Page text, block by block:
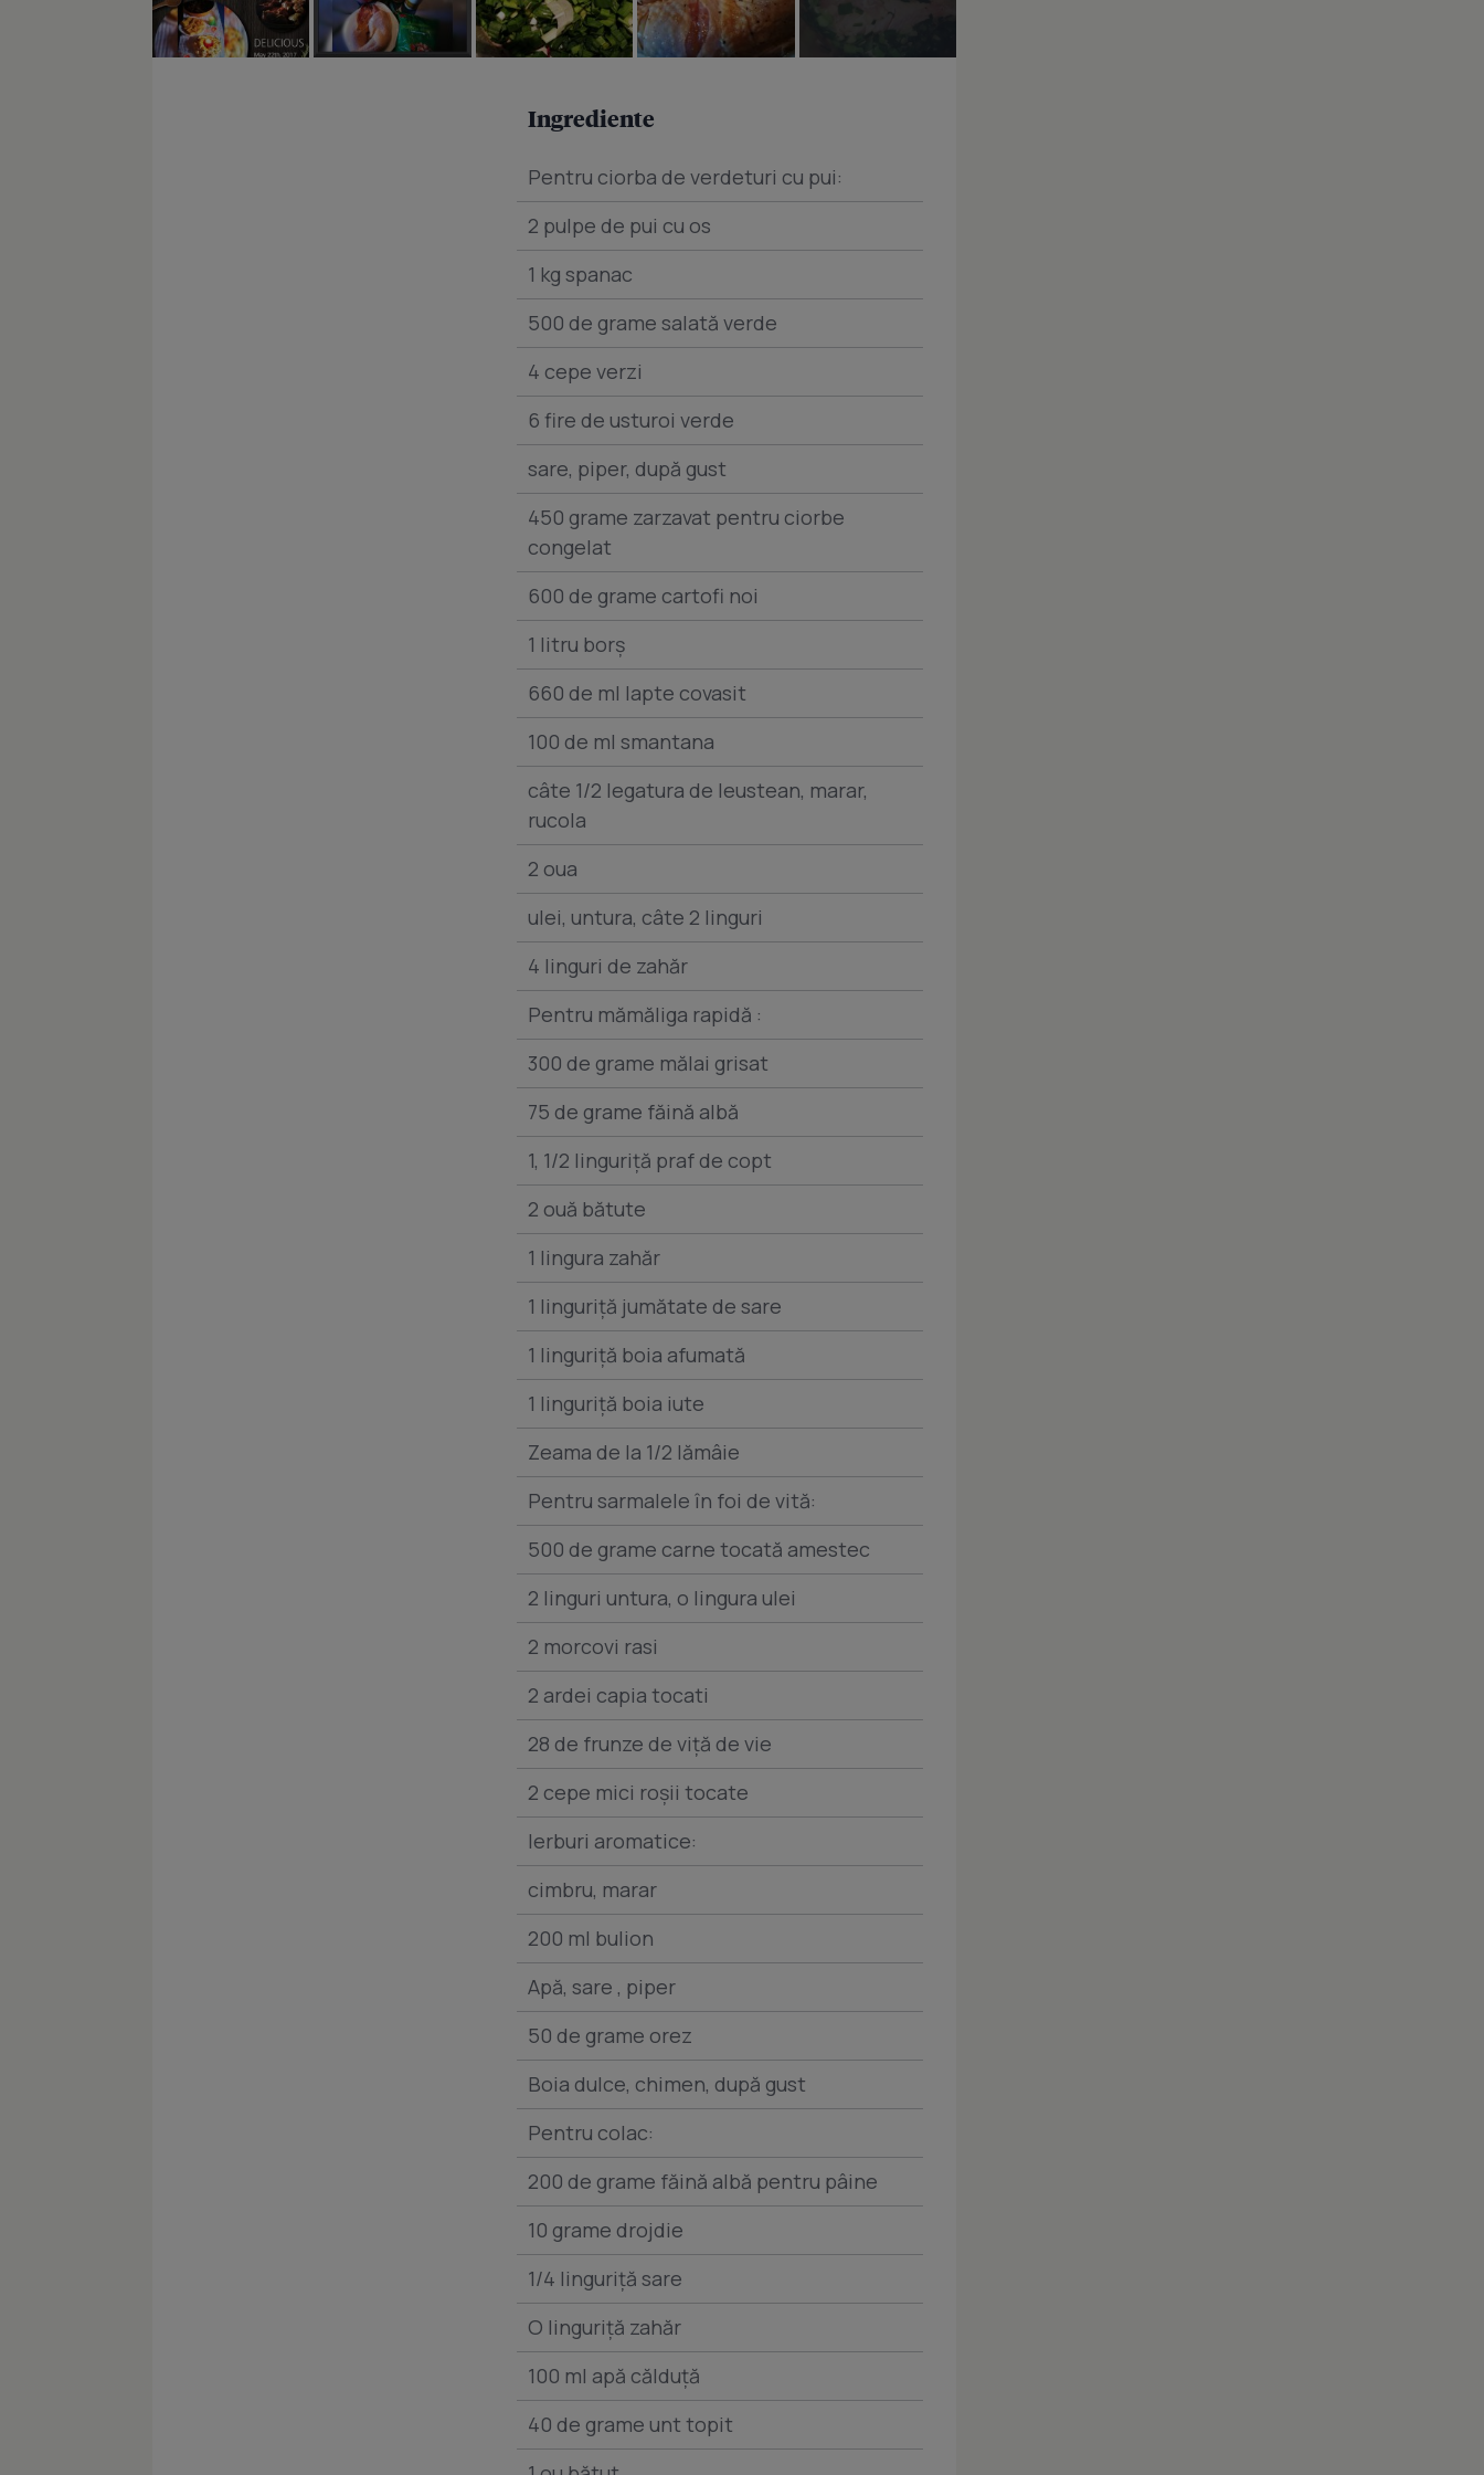
Ingrediente
Pentru ciorba de verdeturi cu pui:
2 pulpe de pui cu os
1 kg spanac
500 de grame salată verde
4 cepe verzi
6 fire de usturoi verde
sare, piper, după gust
450 grame zarzavat pentru ciorbe
congelat
600 de grame cartofi noi
1 litru borș
660 de ml lapte covasit
100 de ml smantana
câte 1/2 legatura de leustean, marar,
rucola
2 oua
ulei, untura, câte 2 linguri
4 linguri de zahăr
Pentru mămăliga rapidă :
300 de grame mălai grisat
75 de grame făină albă
1, 1/2 linguriță praf de copt
2 ouă bătute
1 lingura zahăr
1 linguriță jumătate de sare
1 linguriță boia afumată
1 linguriță boia iute
Zeama de la 1/2 lămâie
Pentru sarmalele în foi de vită:
500 de grame carne tocată amestec
2 linguri untura, o lingura ulei
2 morcovi rasi
2 ardei capia tocati
28 de frunze de viță de vie
2 cepe mici roșii tocate
Ierburi aromatice:
cimbru, marar
200 ml bulion
Apă, sare , piper
50 de grame orez
Boia dulce, chimen, după gust
Pentru colac:
200 de grame făină albă pentru pâine
10 grame drojdie
1/4 linguriță sare
O linguriță zahăr
100 ml apă călduță
40 de grame unt topit